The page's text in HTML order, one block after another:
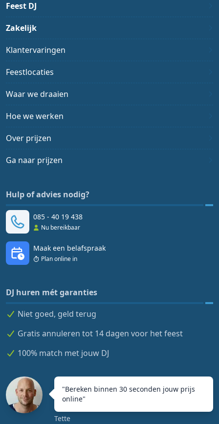
Feest DJ
Zakelijk
Klantervaringen
Feestlocaties
Waar we draaien
Hoe we werken
Over prijzen
Ga naar prijzen
Hulp of advies nodig?
085 - 40 19 438
Nu bereikbaar
Maak een belafspraak
Plan online in
DJ huren mét garanties
Niet goed, geld terug
Gratis annuleren tot 14 dagen voor het feest
100% match met jouw DJ
"Bereken binnen 30 seconden jouw prijs
online"
Tette